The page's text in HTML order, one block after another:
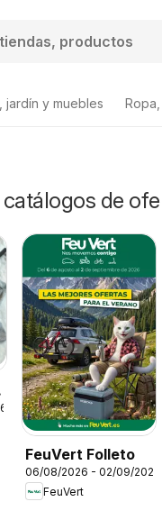
jardín y muebles
de
FeuVert Folleto
06/08/2026 - 02/09/2026
FeuVert